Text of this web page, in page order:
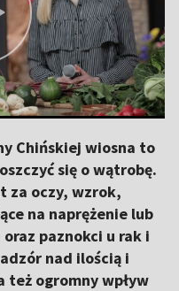
Chińskiej wiosna to
się o wątrobę.
za oczy, wzrok,
na naprężenie lub
paznokci u rak i
nad ilością i
też ogromny wpływ